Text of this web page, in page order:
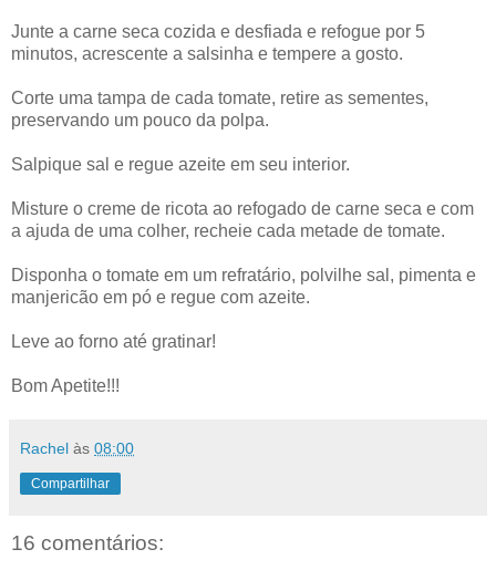
Junte a carne seca cozida e desfiada e refogue por 5
minutos, acrescente a salsinha e tempere a gosto.
Corte uma tampa de cada tomate, retire as sementes,
preservando um pouco da polpa.
Salpique sal e regue azeite em seu interior.
Misture o creme de ricota ao refogado de carne seca e com
a ajuda de uma colher, recheie cada metade de tomate.
Disponha o tomate em um refratário, polvilhe sal, pimenta e
manjericão em pó e regue com azeite.
Leve ao forno até gratinar!
Bom Apetite!!!
Rachel às 08:00
Compartilhar
16 comentários: